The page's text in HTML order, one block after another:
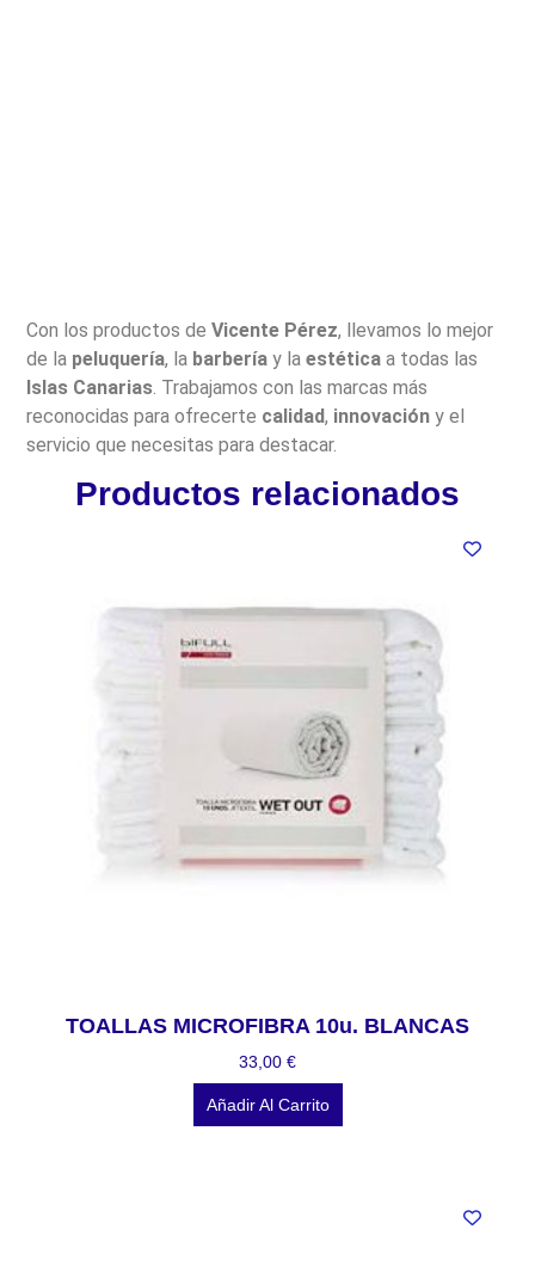
Con los productos deVicente Pérez, llevamos lo mejor
de la peluquería, la barbería y laestética a todas las
Islas Canarias . Trabajamos con las marcas más
reconocidas para ofrecerte calidad, innovación y el
servicio que necesitas para destacar.
Productos relacionados
TOALLAS MICROFIBRA 10u. BLANCAS
33,00 €
Añadir Al Carrito